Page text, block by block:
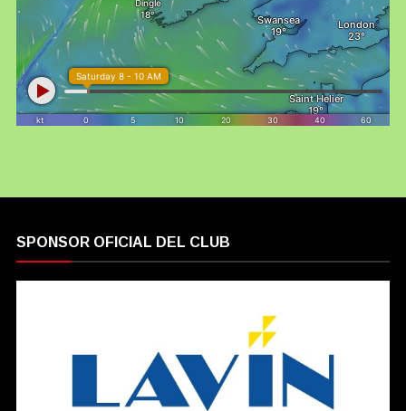
SPONSOR OFICIAL DEL CLUB